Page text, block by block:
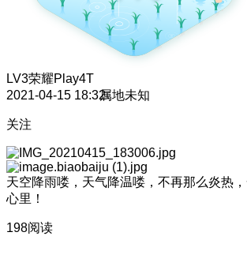
LV3荣耀Play4T
2021-04-15 18:32属地未知
关注
天空降雨喽，天气降温喽，不再那么炎热
心里 ！
198阅读